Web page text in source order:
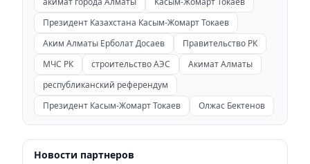
Президент Казахстана Касым-Жомарт Токаев
Аким Алматы Ерболат Досаев
Правительство РК
МЧС РК
строительство АЭС
Акимат Алматы
республиканский референдум
Президент Касым-Жомарт Токаев
Олжас Бектенов
Новости партнеров